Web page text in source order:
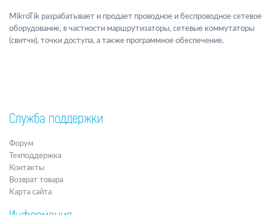
MikroTik разрабатывает и продает проводное и беспроводное сетевое
оборудование, в частности маршрутизаторы, сетевые коммутаторы
(свитчи), точки доступа, а также программное обеспечение.
Служба поддержки
Форум
Техподдержка
Контакты
Возврат товара
Карта сайта